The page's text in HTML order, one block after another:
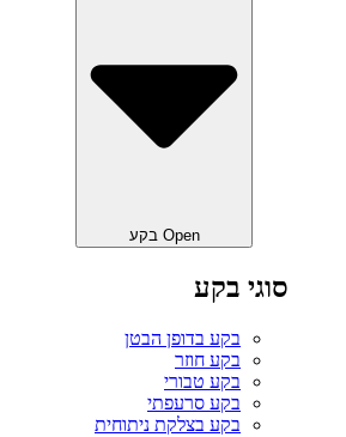
Open בקע
סוגי בקע
בקע בדופן הבטן
בקע חוזר
בקע טבורי
בקע סרעפתי
בקע בצלקת ניתוחית